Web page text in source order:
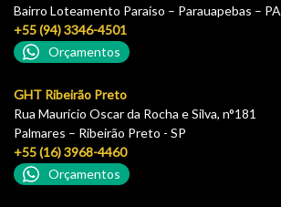
Bairro Loteamento Paraíso – Parauapebas – PA
+55 (94) 3346-4501
Orçamentos
GHT Ribeirão Preto
Rua Maurício Oscar da Rocha e Silva, n°181
Palmares – Ribeirão Preto - SP
+55 (16) 3968-4460
Orçamentos